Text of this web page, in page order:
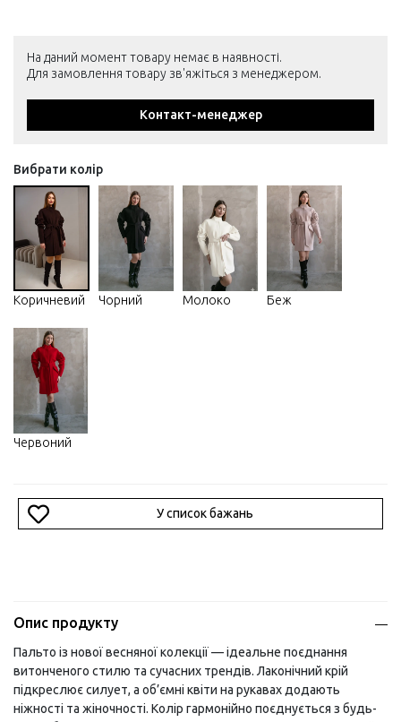
На даний момент товару немає в наявності.
Для замовлення товару зв'яжіться з менеджером.
Контакт-менеджер
Вибрати колір
Коричневий Чорний Молоко Беж
Червоний
У список бажань
Опис продукту
Пальто із нової весняної колекції — ідеальне поєднання
витонченого стилю та сучасних трендів. Лаконічний крій
підкреслює силует, а об’ємні квіти на рукавах додають
ніжності та жіночності. Колір гармонійно поєднується з будь-